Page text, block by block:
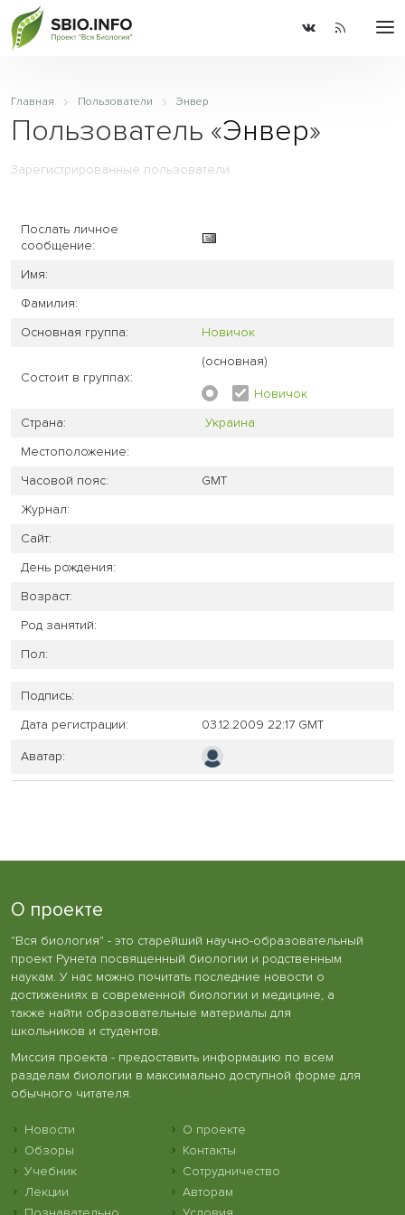
Главная Пользователи Энвер
Пользователь «Энвер»
Зарегистрированные пользователи
Послать личное
сообщение:
Имя:
Фамилия:
Основная группа:
Новичок
Состоит в группах:
(основная)
Новичок
Страна:
Украина
Местоположение:
Часовой пояс:
GMT
Журнал:
Сайт:
День рождения:
Возраст:
Род занятий:
Пол:
Подпись:
Дата регистрации:
03.12.2009 22:17 GMT
Аватар:
О проекте
"Вся биология" - это старейший научно-образовательный
проект Рунета посвященный биологии и родственным
наукам. У нас можно почитать последние новости о
достижениях в современной биологии и медицине, а
также найти образовательные материалы для
школьников и студентов.
Миссия проекта - предоставить информацию по всем
разделам биологии в максимально доступной форме для
обычного читателя.
Новости
Обзоры
Учебник
Лекции
О проекте
Контакты
Сотрудничество
Авторам